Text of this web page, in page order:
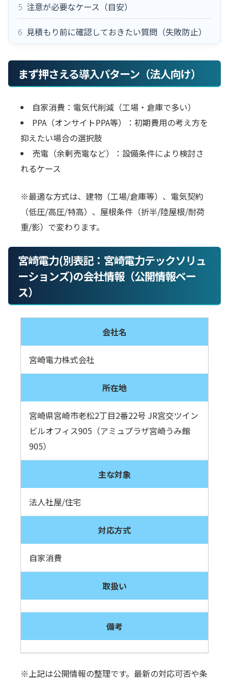
5 注意が必要なケース（目安）
6 見積もり前に確認しておきたい質問（失敗防止）
まず押さえる導入パターン（法人向け）
自家消費：電気代削減（工場・倉庫で多い）
PPA（オンサイトPPA等）：初期費用の考え方を
抑えたい場合の選択肢
売電（余剰売電など）：設備条件により検討さ
れるケース
※最適な方式は、建物（工場/倉庫等）、電気契約
（低圧/高圧/特高）、屋根条件（折半/陸屋根/耐荷
重/影）で変わります。
宮崎電力(別表記：宮崎電力テックソリュ
ーションズ)の会社情報（公開情報ベー
ス）
会社名
宮崎電力株式会社
所在地
宮崎県宮崎市老松2丁目2番22号 JR宮交ツイン
ビルオフィス905（アミュプラザ宮崎うみ館
905）
主な対象
法人社屋/住宅
対応方式
自家消費
取扱い
備考
※上記は公開情報の整理です。最新の対応可否や条